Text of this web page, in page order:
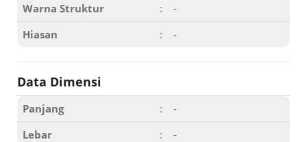
Warna Struktur
:
-
Hiasan
: -
Data Dimensi
Panjang :
-
Lebar
:
-